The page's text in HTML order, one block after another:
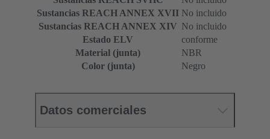
Sustancias REACH ANNEX XVII No incluido
Sustancias REACH ANNEX XIV No incluido
Estado ELV
conforme
Material (junta)
NBR
Color (junta)
Negro
Datos comerciales